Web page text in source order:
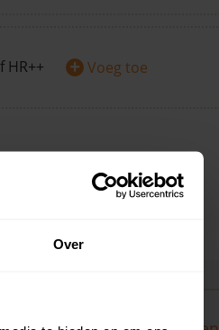
Over
HR++ + Voeg toe